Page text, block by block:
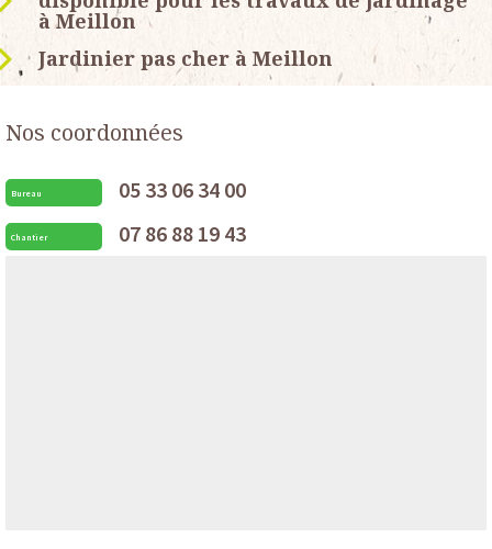
à Meillon
Jardinier pas cher à Meillon
Nos coordonnées
Bureau 05 33 06 34 00
Chantier 07 86 88 19 43